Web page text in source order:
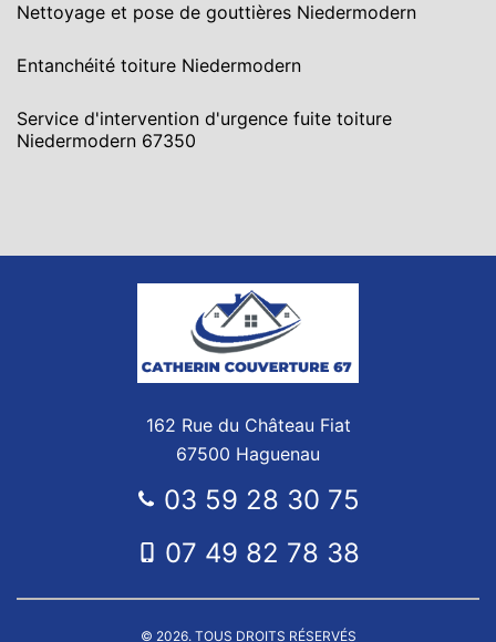
Nettoyage et pose de gouttières Niedermodern
Entanchéité toiture Niedermodern
Service d'intervention d'urgence fuite toiture
Niedermodern 67350
162 Rue du Château Fiat
67500 Haguenau
03 59 28 30 75
07 49 82 78 38
© 2026. TOUS DROITS RÉSERVÉS